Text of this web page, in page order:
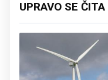
UPRAVO SE ČITA